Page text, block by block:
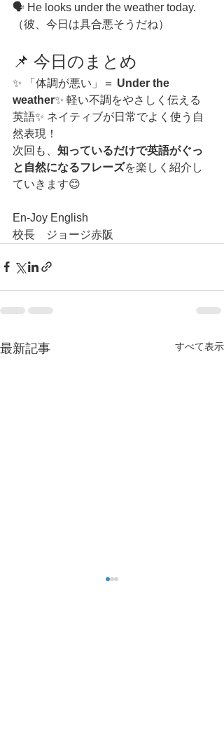
🗣 He looks under the weather today.
（彼、今日は具合悪そうだね）
📌 今日のまとめ
✨ 「体調が悪い」＝ Under the
weather✨ 軽い不調をやさしく伝える
英語✨ ネイティブが日常でよく使う自
然表現！
次回も、 知っているだけで英語がぐっ
と自然になるフレーズを楽しく紹介し
ていきます😊
En-Joy English
校長　ジョージ赤阪
最新記事 すべて表示